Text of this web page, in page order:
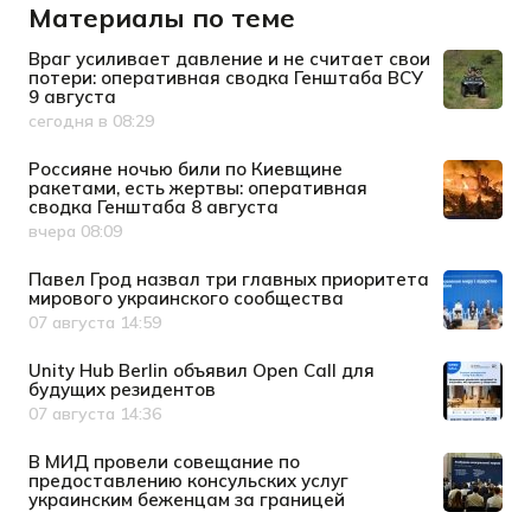
Материалы по теме
Враг усиливает давление и не считает свои
потери: оперативная сводка Генштаба ВСУ
9 августа
Дата публикации
сегодня в 08:29
Россияне ночью били по Киевщине
ракетами, есть жертвы: оперативная
сводка Генштаба 8 августа
Дата публикации
вчера 08:09
Павел Грод назвал три главных приоритета
мирового украинского сообщества
Дата публикации
07 августа 14:59
Unity Hub Berlin объявил Open Call для
будущих резидентов
Дата публикации
07 августа 14:36
В МИД провели совещание по
предоставлению консульских услуг
украинским беженцам за границей